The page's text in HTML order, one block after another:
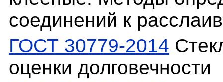
соединений к
ГОСТ 30779-2014
оценки долговечности